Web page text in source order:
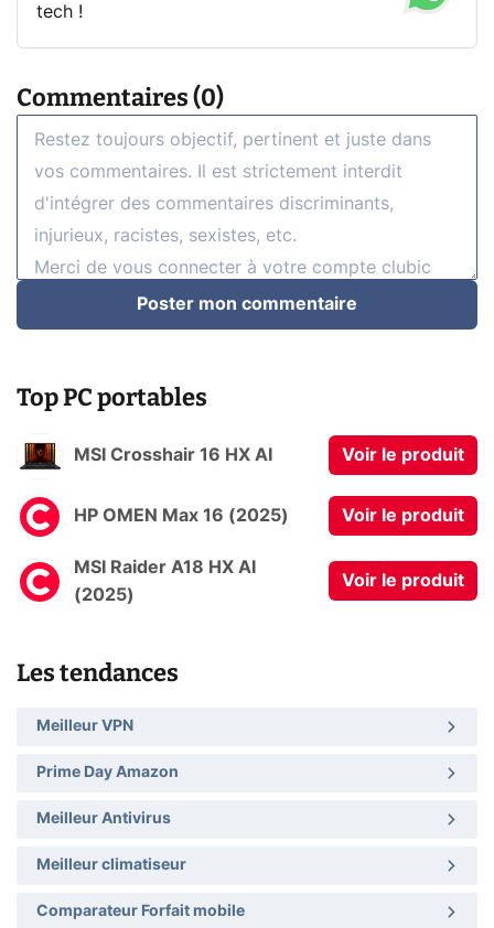
tech !
Commentaires (0)
Poster mon commentaire
Top PC portables
MSI Crosshair 16 HX AI Voir le produit
HP OMEN Max 16 (2025) Voir le produit
MSI Raider A18 HX AI
(2025)
Voir le produit
Les tendances
Meilleur VPN
Prime Day Amazon
Meilleur Antivirus
Meilleur climatiseur
Comparateur Forfait mobile